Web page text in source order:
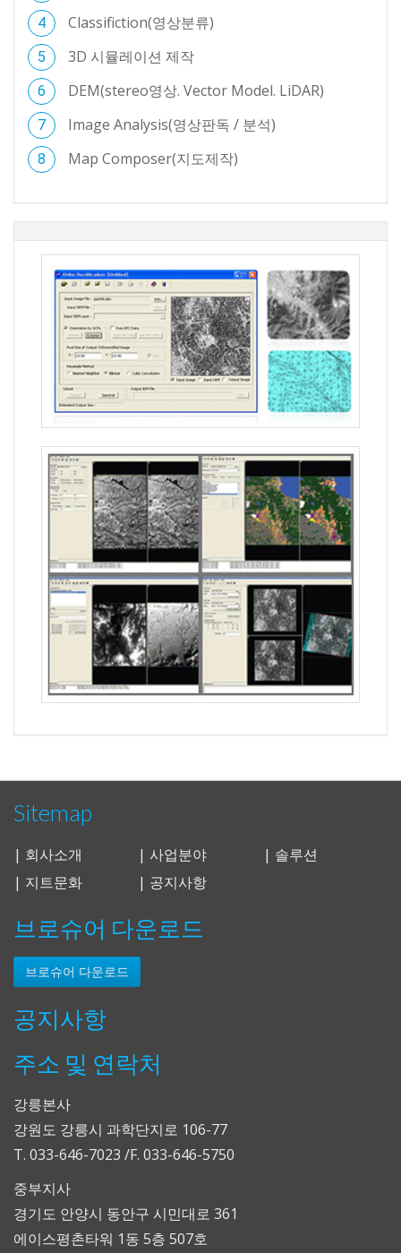
Classifiction(영상분류)
3D 시뮬레이션 제작
DEM(stereo영상. Vector Model. LiDAR)
Image Analysis(영상판독 / 분석)
Map Composer(지도제작)
Sitemap
| 회사소개 | 사업분야
| 솔루션
| 지트문화
| 공지사항
브로슈어 다운로드
브로슈어 다운로드
공지사항
주소 및 연락처
강릉본사
강원도 강릉시 과학단지로 106-77
T. 033-646-7023 /F. 033-646-5750
중부지사
경기도 안양시 동안구 시민대로 361
에이스평촌타워 1동 5층 507호